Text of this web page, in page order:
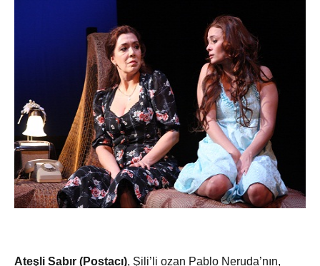
Ateşli Sabır (Postacı), Şili’li ozan Pablo Neruda’nın,